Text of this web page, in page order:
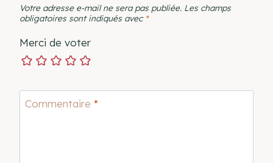
Votre adresse e-mail ne sera pas publiée. Les champs
obligatoires sont indiqués avec *
Merci de voter
Commentaire *